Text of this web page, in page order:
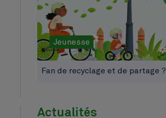
Jeunesse
Fan de recyclage et de partage ?
Actualités